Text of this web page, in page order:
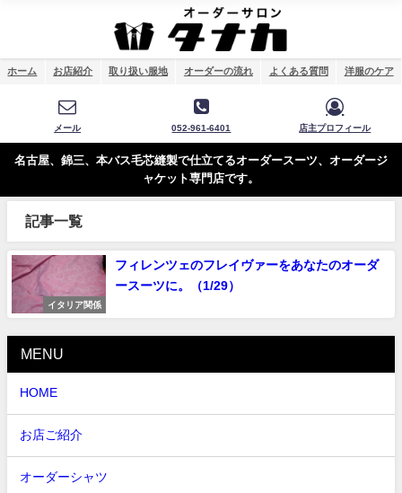
ホーム お店紹介 取り扱い服地 オーダーの流れ よくある質問 洋服のケア
メール 052-961-6401 店主プロフィール
名古屋、錦三、本バス毛芯縫製で仕立てるオーダースーツ、オーダージ
ャケット専門店です。
記事一覧
イタリア関係
フィレンツェのフレイヴァーをあなたのオーダ
ースーツに。（1/29）
MENU
HOME
お店ご紹介
オーダーシャツ